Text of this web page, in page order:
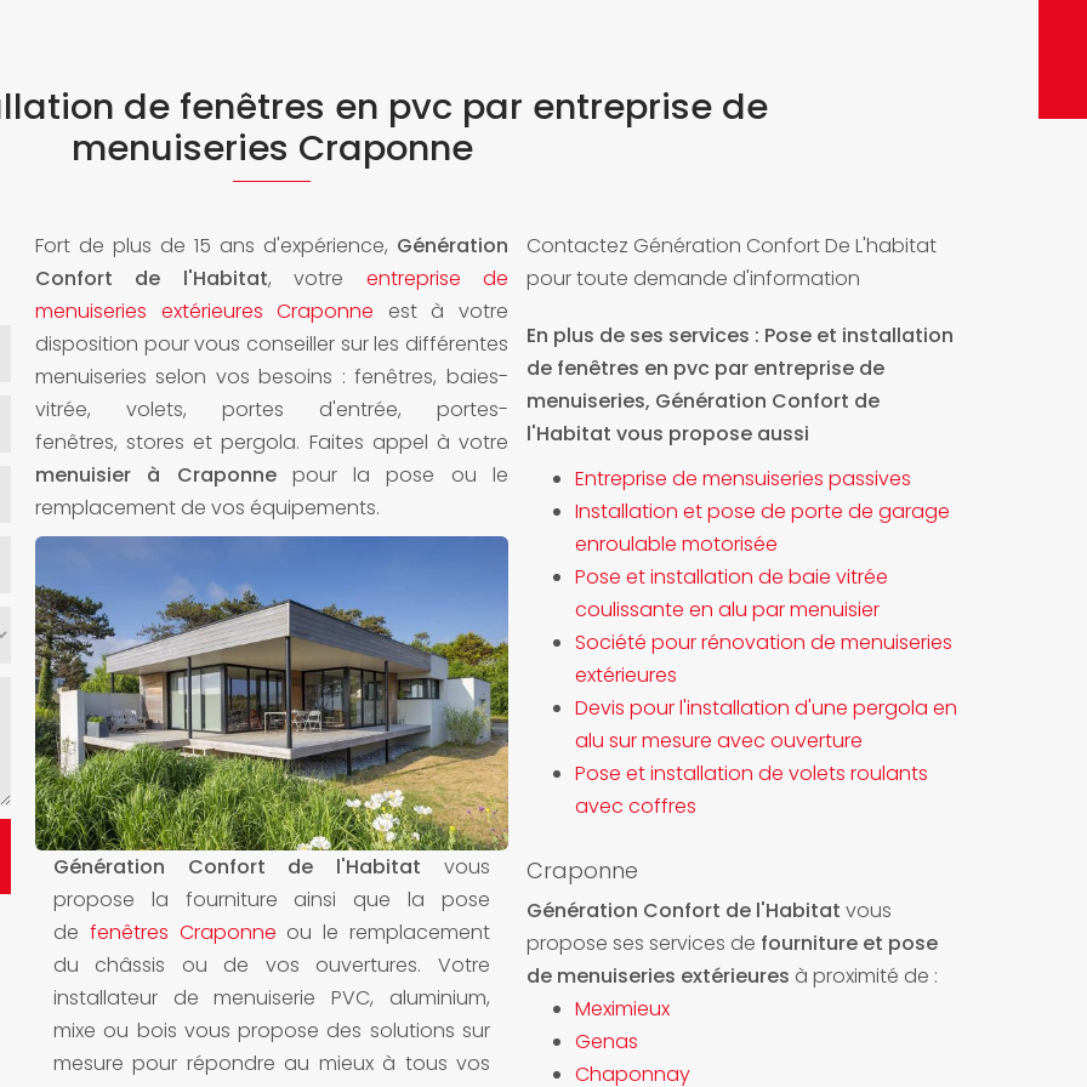
de fenêtres en pvc par entreprise de
menuiseries Craponne
Fort de plus de 15 ans d'expérience, Génération
Confort de l'Habitat, votre entreprise de
menuiseries extérieures Craponne est à votre
disposition pour vous conseiller sur les différentes
menuiseries selon vos besoins : fenêtres, baies-
vitrée, volets, portes d'entrée, portes-
fenêtres, stores et pergola. Faites appel à votre
menuisier à Craponnepour la pose ou le
remplacement de vos équipements.
Génération Confort de l'Habitat vous
propose la fourniture ainsi que la pose
de fenêtres Craponne ou le remplacement
du châssis ou de vos ouvertures. Votre
installateur de menuiserie PVC, aluminium,
mixe ou bois vous propose des solutions sur
mesure pour répondre au mieux à tous vos
Contactez Génération Confort De L'habitat
pour toute demande d'information
En plus de ses services : Pose et installation
de fenêtres en pvc par entreprise de
menuiseries, Génération Confort de
l'Habitat vous propose aussi
Entreprise de mensuiseries passives
Installation et pose de porte de garage
enroulable motorisée
Pose et installation de baie vitrée
coulissante en alu par menuisier
Société pour rénovation de menuiseries
extérieures
Devis pour l'installation d'une pergola en
alu sur mesure avec ouverture
Pose et installation de volets roulants
avec coffres
Craponne
Génération Confort de l'Habitat vous
propose ses services de fourniture et pose
de menuiseries extérieures à proximité de :
Meximieux
Genas
Chaponnay